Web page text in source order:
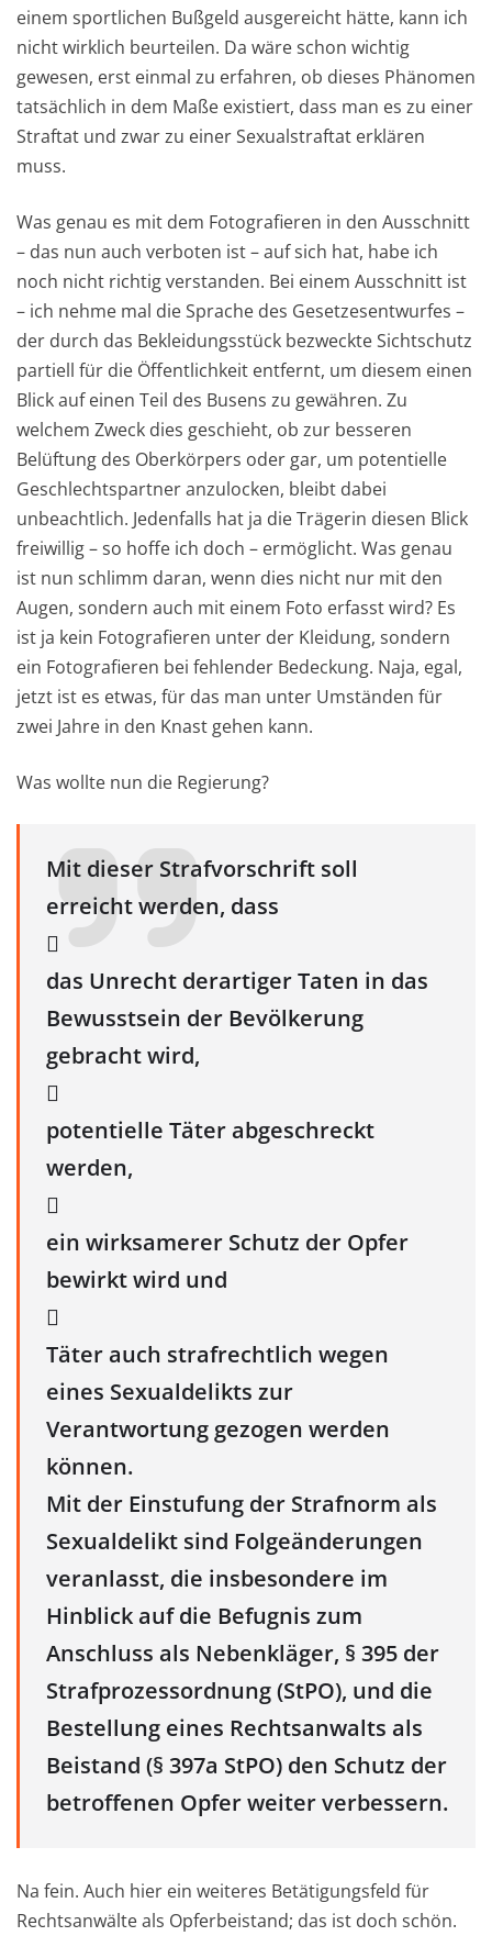
einem sportlichen Bußgeld ausgereicht hätte, kann ich
nicht wirklich beurteilen. Da wäre schon wichtig
gewesen, erst einmal zu erfahren, ob dieses Phänomen
tatsächlich in dem Maße existiert, dass man es zu einer
Straftat und zwar zu einer Sexualstraftat erklären
muss.
Was genau es mit dem Fotografieren in den Ausschnitt
– das nun auch verboten ist – auf sich hat, habe ich
noch nicht richtig verstanden. Bei einem Ausschnitt ist
– ich nehme mal die Sprache des Gesetzesentwurfes –
der durch das Bekleidungsstück bezweckte Sichtschutz
partiell für die Öffentlichkeit entfernt, um diesem einen
Blick auf einen Teil des Busens zu gewähren. Zu
welchem Zweck dies geschieht, ob zur besseren
Belüftung des Oberkörpers oder gar, um potentielle
Geschlechtspartner anzulocken, bleibt dabei
unbeachtlich. Jedenfalls hat ja die Trägerin diesen Blick
freiwillig – so hoffe ich doch – ermöglicht. Was genau
ist nun schlimm daran, wenn dies nicht nur mit den
Augen, sondern auch mit einem Foto erfasst wird? Es
ist ja kein Fotografieren unter der Kleidung, sondern
ein Fotografieren bei fehlender Bedeckung. Naja, egal,
jetzt ist es etwas, für das man unter Umständen für
zwei Jahre in den Knast gehen kann.
Was wollte nun die Regierung?
Mit dieser Strafvorschrift soll
erreicht werden, dass

das Unrecht derartiger Taten in das
Bewusstsein der Bevölkerung
gebracht wird,

potentielle Täter abgeschreckt
werden,

ein wirksamerer Schutz der Opfer
bewirkt wird und

Täter auch strafrechtlich wegen
eines Sexualdelikts zur
Verantwortung gezogen werden
können.
Mit der Einstufung der Strafnorm als
Sexualdelikt sind Folgeänderungen
veranlasst, die insbesondere im
Hinblick auf die Befugnis zum
Anschluss als Nebenkläger, § 395 der
Strafprozessordnung (StPO), und die
Bestellung eines Rechtsanwalts als
Beistand (§ 397a StPO) den Schutz der
betroffenen Opfer weiter verbessern.
Na fein. Auch hier ein weiteres Betätigungsfeld für
Rechtsanwälte als Opferbeistand; das ist doch schön.